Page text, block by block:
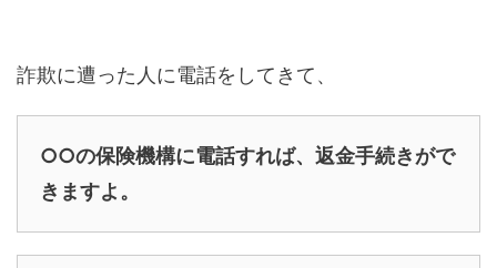
詐欺に遭った人に電話をしてきて、
○○の保険機構に電話すれば、返金手続きがで
きますよ。